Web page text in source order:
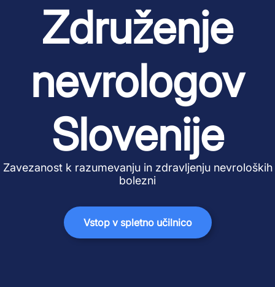
Združenje
nevrologov
Slovenije
Zavezanost k razumevanju in zdravljenju nevroloških
bolezni
Vstop v spletno učilnico